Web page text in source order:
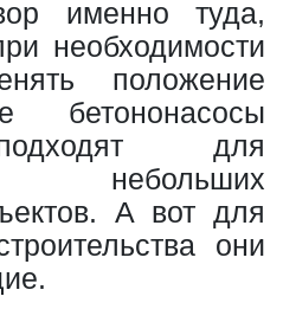
именно туда,
необходимости
положение
бетононасосы
для
небольших
А вот для
они